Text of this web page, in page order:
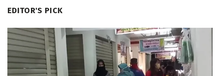
EDITOR'S PICK